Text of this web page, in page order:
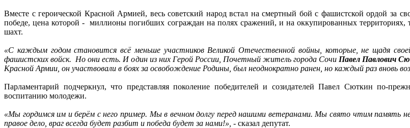
Вместе с героической Красной Армией, весь советский народ встал на смертный бой с фашистской ордой
победе, цена которой - миллионы погибших сограждан на полях сражений, и на оккупированных территориях,
шахт.
«С каждым годом становится всё меньше участников Великой Отечественной войны, которые, не щадя
фашистских войск. Но они есть. И один из них Герой России, Почетный житель города Сочи Павел Павлович
Красной Армии, он участвовали в боях за освобождение Родины, был неоднократно ранен, но каждый раз вновь
Парламентарий подчеркнул, что представляя поколение победителей и созидателей Павел Сюткин по-
воспитанию молодежи.
«Мы гордимся им и берём с него пример. Мы в вечном долгу перед нашими ветеранами. Мы свято чтим память
правое дело, враг всегда будет разбит и победа будет за нами!», - сказал депутат.